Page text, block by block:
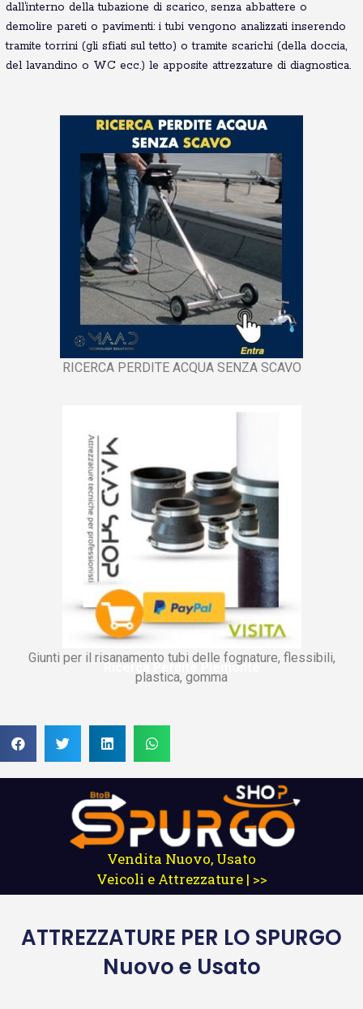
dall’interno della tubazione di scarico, senza abbattere o
demolire pareti o pavimenti: i tubi vengono analizzati inserendo
tramite torrini (gli sfiati sul tetto) o tramite scarichi (della doccia,
del lavandino o WC ecc.) le apposite attrezzature di diagnostica.
RICERCA PERDITE ACQUA SENZA SCAVO
Giunti per il risanamento tubi delle fognature, flessibili,
plastica, gomma
Ricerca Perdite Piemonte
Vendita Nuovo, Usato
Veicoli e Attrezzature | >>
ATTREZZATURE PER LO SPURGO
Nuovo e Usato